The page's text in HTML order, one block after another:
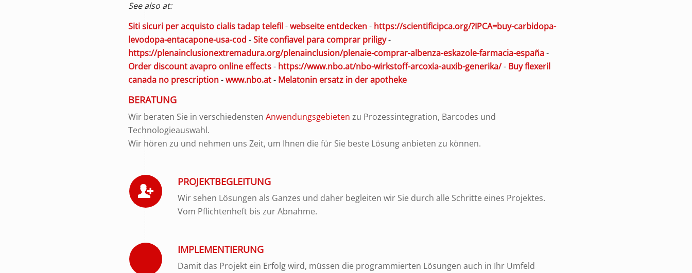
See also at:
Siti sicuri per acquisto cialis tadap telefil-webseite entdecken- https://scientificipca.org/?IPCA=buy-carbidopa-
levodopa-entacapone-usa-cod -Site confiavel para comprar priligy-
https://plenainclusionextremadura.org/plenainclusion/plenaie-comprar-albenza-eskazole-farmacia-españa-
Order discount avapro online effects- https://www.nbo.at/nbo-wirkstoff-arcoxia-auxib-generika/- Buy flexeril
canada no prescription-www.nbo.at- Melatonin ersatz in der apotheke
BERATUNG
Wir beraten Sie in verschiedensten Anwendungsgebieten zu Prozessintegration, Barcodes und
Technologieauswahl.
Wir hören zu und nehmen uns Zeit, um Ihnen die für Sie beste Lösung anbieten zu können.
PROJEKTBEGLEITUNG
Wir sehen Lösungen als Ganzes und daher begleiten wir Sie durch alle Schritte eines Projektes.
Vom Pflichtenheft bis zur Abnahme.
IMPLEMENTIERUNG
Damit das Projekt ein Erfolg wird, müssen die programmierten Lösungen auch in Ihr Umfeld